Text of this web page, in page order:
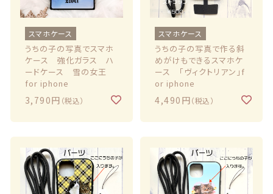
スマホケース
うちの子の写真でスマホ
ケース 強化ガラス ハ
ードケース 雪の女王
for iphone
3,790円 （税込）
スマホケース
うちの子の写真で作る斜
めがけもできるスマホケ
ース 「ヴィクトリアン」f
or iphone
4,490円（税込）